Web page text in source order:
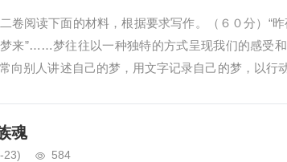
卷阅读下面的材料，根据要求写作。（６０分）“昨
来”……梦往往以一种独特的方式呈现我们的感受
向别人讲述自己的梦，用文字记录自己的梦，以行
魂
23) 584